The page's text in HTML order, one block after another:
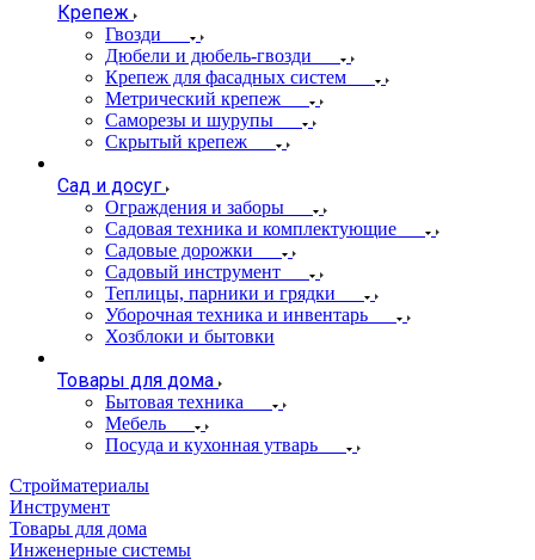
Крепеж
Гвозди
Дюбели и дюбель-гвозди
Крепеж для фасадных систем
Метрический крепеж
Саморезы и шурупы
Скрытый крепеж
Сад и досуг
Ограждения и заборы
Садовая техника и комплектующие
Садовые дорожки
Садовый инструмент
Теплицы, парники и грядки
Уборочная техника и инвентарь
Хозблоки и бытовки
Товары для дома
Бытовая техника
Мебель
Посуда и кухонная утварь
Стройматериалы
Инструмент
Товары для дома
Инженерные системы